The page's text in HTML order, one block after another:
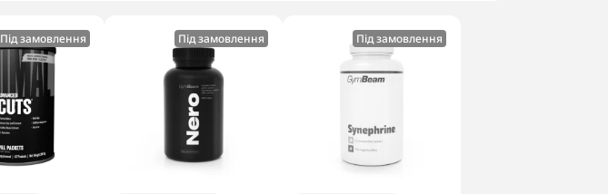
Під замовлення Під замовлення Під замовлення